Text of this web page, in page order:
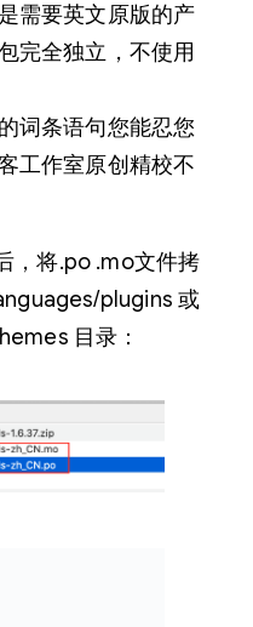
需要英文原版的产
完全独立，不使用
词条语句您能忍您
工作室原创精校不
，将.po .mo文件拷
plugins 或
目录：